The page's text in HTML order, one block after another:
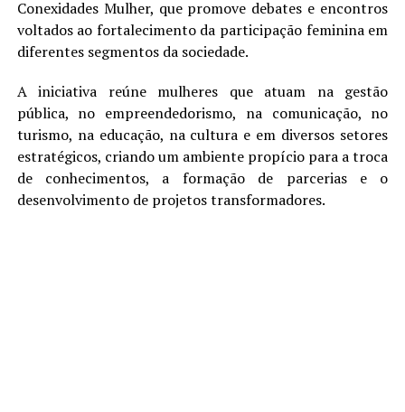
Conexidades Mulher, que promove debates e encontros
voltados ao fortalecimento da participação feminina em
diferentes segmentos da sociedade.
A iniciativa reúne mulheres que atuam na gestão
pública, no empreendedorismo, na comunicação, no
turismo, na educação, na cultura e em diversos setores
estratégicos, criando um ambiente propício para a troca
de conhecimentos, a formação de parcerias e o
desenvolvimento de projetos transformadores.